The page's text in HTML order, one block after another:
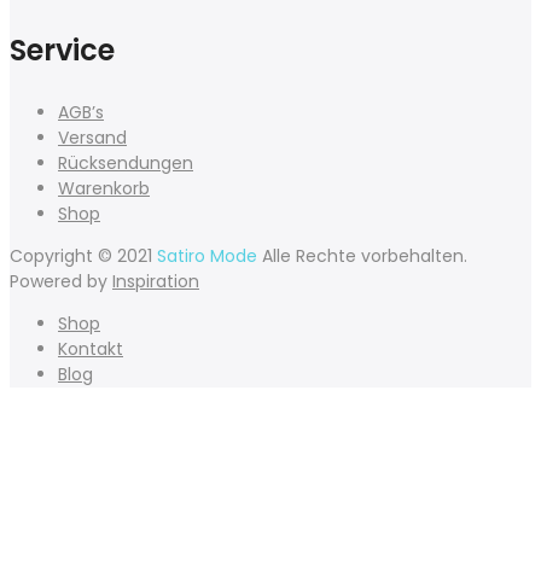
Service
AGB’s
Versand
Rücksendungen
Warenkorb
Shop
Copyright © 2021 Satiro Mode Alle Rechte vorbehalten.
Powered by Inspiration
Shop
Kontakt
Blog